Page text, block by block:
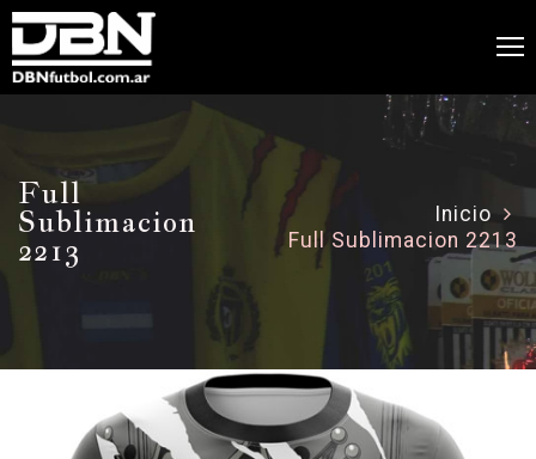
Full
Sublimacion
2213
Inicio
Full Sublimacion 2213